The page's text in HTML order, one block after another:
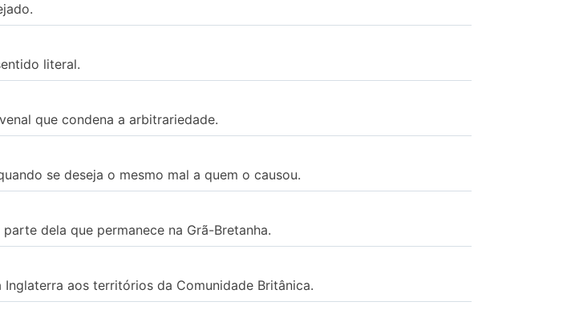
literal.
que condena a arbitrariedade.
se deseja o mesmo mal a quem o causou.
dela que permanece na Grã-Bretanha.
aos territórios da Comunidade Britânica.